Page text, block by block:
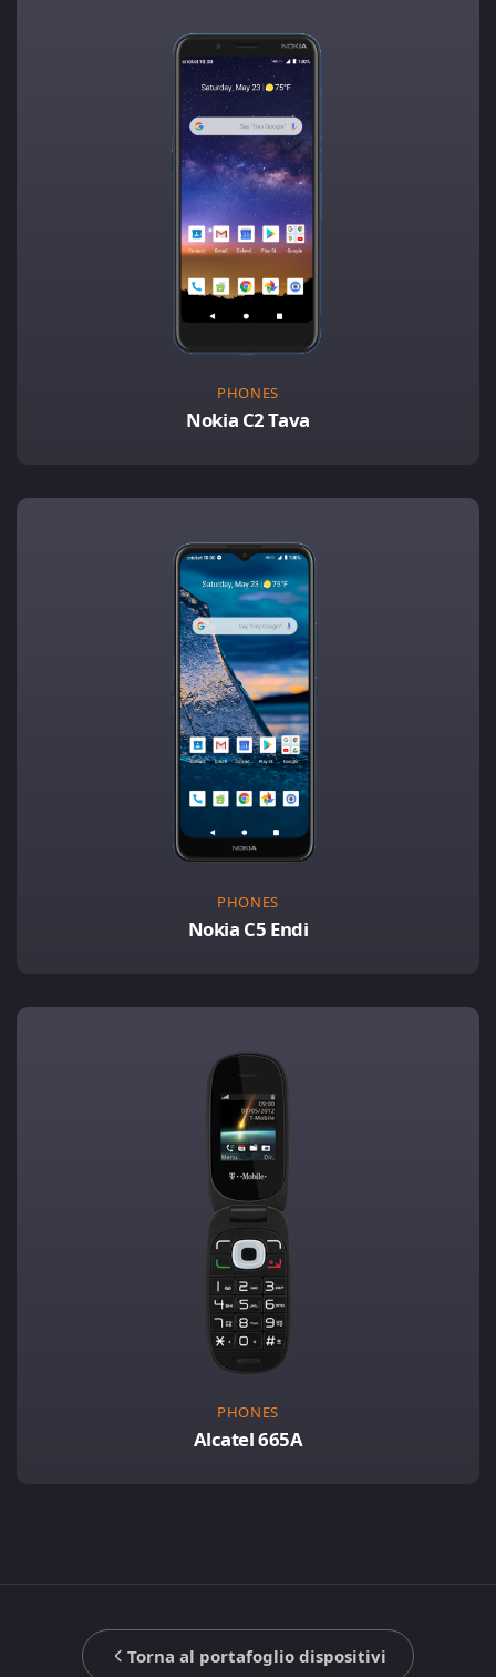
PHONES
Nokia C2 Tava
PHONES
Nokia C5 Endi
PHONES
Alcatel 665A
Torna al portafoglio dispositivi